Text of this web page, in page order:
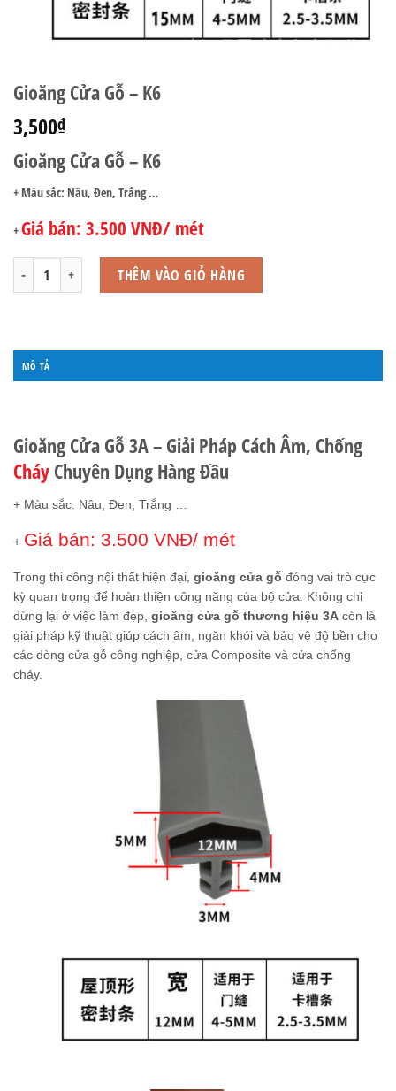
Gioăng Cửa Gỗ – K6
3,500₫
Gioăng Cửa Gỗ – K6
+ Màu sắc: Nâu, Đen, Trắng …
+Giá bán: 3.500 VNĐ/ mét
Gioăng Cửa Gỗ – K6 số lượngTHÊM VÀO GIỎ HÀNG
MÔ TẢ
Gioăng Cửa Gỗ 3A – Giải Pháp Cách Âm, Chống
CháyChuyên Dụng Hàng Đầu
+ Màu sắc: Nâu, Đen, Trắng …
+ Giá bán: 3.500 VNĐ/ mét
Trong thi công nội thất hiện đại, gioăng cửa gỗ đóng vai trò cực
kỳ quan trọng để hoàn thiện công năng của bộ cửa. Không chỉ
dừng lại ở việc làm đẹp, gioăng cửa gỗ thương hiệu 3A còn là
giải pháp kỹ thuật giúp cách âm, ngăn khói và bảo vệ độ bền cho
các dòng cửa gỗ công nghiệp, cửa Composite và cửa chống
cháy.